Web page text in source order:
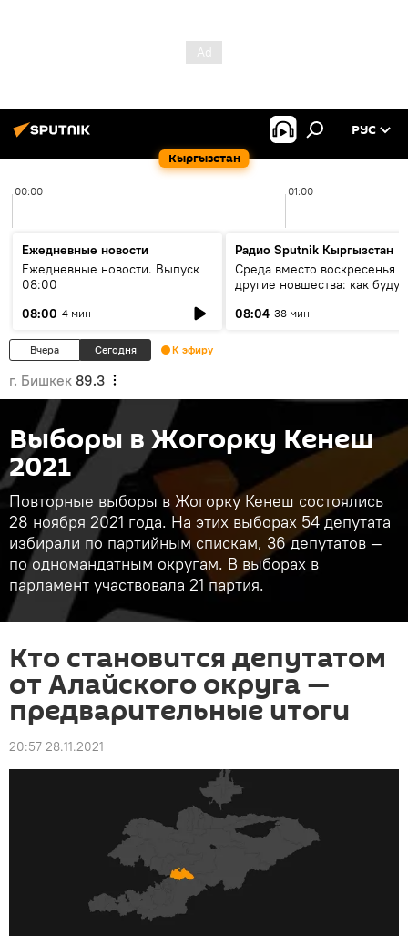
Кыргызстан
РУС
00:00 01:00
Ежедневные новости
Ежедневные новости. Выпуск
08:00
08:00 4 мин
Радио Sputnik Кыргызстан
Среда вместо воскресенья и
другие новшества: как будут
08:04 38 мин
Вчера Сегодня К эфиру
г. Бишкек 89.3
Выборы в Жогорку Кенеш
2021
Повторные выборы в Жогорку Кенеш состоялись
28 ноября 2021 года. На этих выборах 54 депутата
избирали по партийным спискам, 36 депутатов —
по одномандатным округам. В выборах в
парламент участвовала 21 партия.
Кто становится депутатом
от Алайского округа —
предварительные итоги
20:57 28.11.2021